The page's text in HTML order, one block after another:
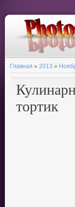
Главная » 2013 »
тортик